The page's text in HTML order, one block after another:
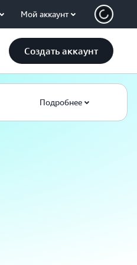
Мой аккаунт
Создать аккаунт
Подробнее